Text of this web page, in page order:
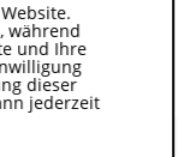
während
und Ihre
dieser
jederzeit